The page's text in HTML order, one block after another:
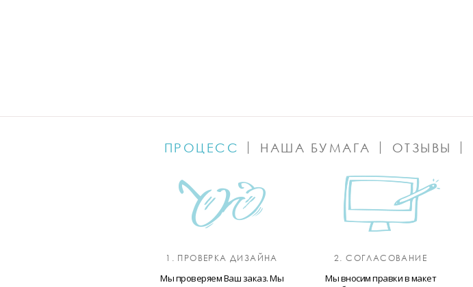
ПРОЦЕСС НАША БУМАГА ОТЗЫВЫ
1. ПРОВЕРКА ДИЗАЙНА
Мы проверяем Ваш заказ. Мы
2. СОГЛАСОВАНИЕ
Мы вносим правки в макет